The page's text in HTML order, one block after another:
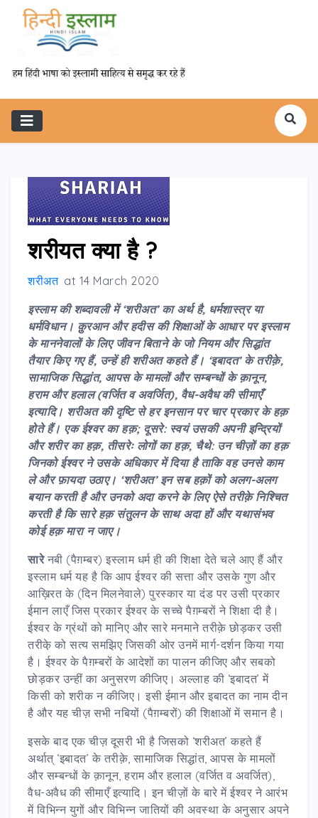
शरीयत क्या है ?
शरीअत at 14 March 2020
इस्लाम की शब्दावली में ‘शरीअत’ का अर्थ है, धर्मशास्त्र या
धर्मविधान। क़ुरआन और हदीस की शिक्षाओं के आधार पर इस्लाम
के माननेवालों के लिए जीवन बिताने के जो नियम और सिद्धांत
तैयार किए गए हैं, उन्हें ही शरीअत कहते हैं। ‘इबादत’ के तरीक़े,
सामाजिक सिद्धांत, आपस के मामलों और सम्बन्धों के क़ानून,
हराम और हलाल (वर्जित व अवर्जित), वैध-अवैध की सीमाएँ
इत्यादि। शरीअत की दृष्टि से हर इनसान पर चार प्रकार के हक़
होते हैं। एक ईश्वर का हक़; दूसरे: स्वयं उसकी अपनी इन्द्रियों
और शरीर का हक़, तीसरेः लोगों का हक़, चैथे: उन चीज़ों का हक़
जिनको ईश्वर ने उसके अधिकार में दिया है ताकि वह उनसे काम
ले और फ़ायदा उठाए। ‘शरीअत’ इन सब हक़ों को अलग-अलग
बयान करती है और उनको अदा करने के लिए ऐसे तरीक़े निश्चित
करती है कि सारे हक़ संतुलन के साथ अदा हों और यथासंभव
कोई हक़ मारा न जाए।
सारेनबी (पैग़म्बर) इस्लाम धर्म ही की शिक्षा देते चले आए हैं और
इस्लाम धर्म यह है कि आप ईश्वर की सत्ता और उसके गुण और
आख़िरत के (दिन मिलनेवाले) पुरस्कार या दंड पर उसी प्रकार
ईमान लाएँ जिस प्रकार ईश्वर के सच्चे पैग़म्बरों ने शिक्षा दी है।
ईश्वर के ग्रंथों को मानिए और सारे मनमाने तरीक़े छोड़कर उसी
तरीके़ को सत्य समझिए जिसकी ओर उनमें मार्ग-दर्शन किया गया
है। ईश्वर के पैग़म्बरों के आदेशों का पालन कीजिए और सबको
छोड़कर उन्हीं का अनुसरण कीजिए। अल्लाह की ‘इबादत’ में
किसी को शरीक न कीजिए। इसी ईमान और इबादत का नाम दीन
है और यह चीज़ सभी नबियों (पैग़म्बरों) की शिक्षाओं में समान है।
इसके बाद एक चीज़ दूसरी भी है जिसको ‘शरीअत’ कहते हैं
अर्थात् ‘इबादत’ के तरीक़े, सामाजिक सिद्धांत, आपस के मामलों
और सम्बन्धों के क़ानून, हराम और हलाल (वर्जित व अवर्जित),
वैध-अवैध की सीमाएँ इत्यादि। इन चीज़ों के बारे में ईश्वर ने आरंभ
में विभिन्न युगों और विभिन्न जातियों की अवस्था के अनुसार अपने